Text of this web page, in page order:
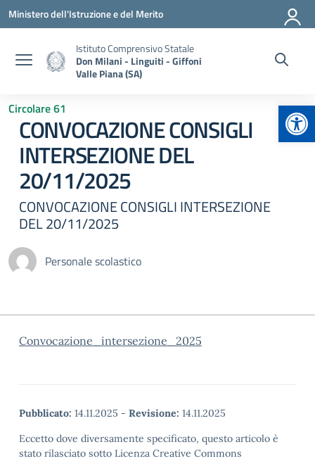
Vai ai contenuti
Vai al menu di navigazione
Vai al footer
Ministero dell'Istruzione e del Merito
Istituto Comprensivo Statale
Don Milani - Linguiti - Giffoni
Valle Piana (SA)
Circolare 61
CONVOCAZIONE CONSIGLI
INTERSEZIONE DEL
20/11/2025
CONVOCAZIONE CONSIGLI INTERSEZIONE
DEL 20/11/2025
Personale scolastico
Convocazione_intersezione_2025
Pubblicato: 14.11.2025 - Revisione: 14.11.2025
Eccetto dove diversamente specificato, questo articolo è
stato rilasciato sotto Licenza Creative Commons